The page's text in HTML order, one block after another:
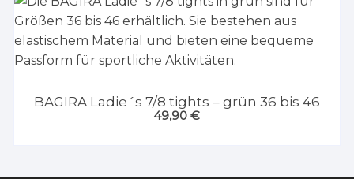
BAGIRA Ladie´s 7/8 tights – grün 36 bis 46
49,90€